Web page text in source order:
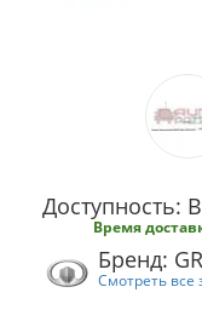
Доступность:
Время
Бренд:
Смотреть все